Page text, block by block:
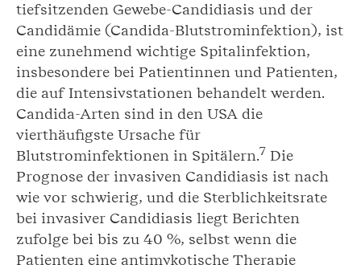
tiefsitzenden Gewebe-Candidiasis und der
Candidämie (Candida-Blutstrominfektion), ist
eine zunehmend wichtige Spitalinfektion,
insbesondere bei Patientinnen und Patienten,
die auf Intensivstationen behandelt werden.
Candida-Arten sind in den USA die
vierthäufigste Ursache für
Blutstrominfektionen in Spitälern.7 Die
Prognose der invasiven Candidiasis ist nach
wie vor schwierig, und die Sterblichkeitsrate
bei invasiver Candidiasis liegt Berichten
zufolge bei bis zu 40 %, selbst wenn die
Patienten eine antimykotische Therapie